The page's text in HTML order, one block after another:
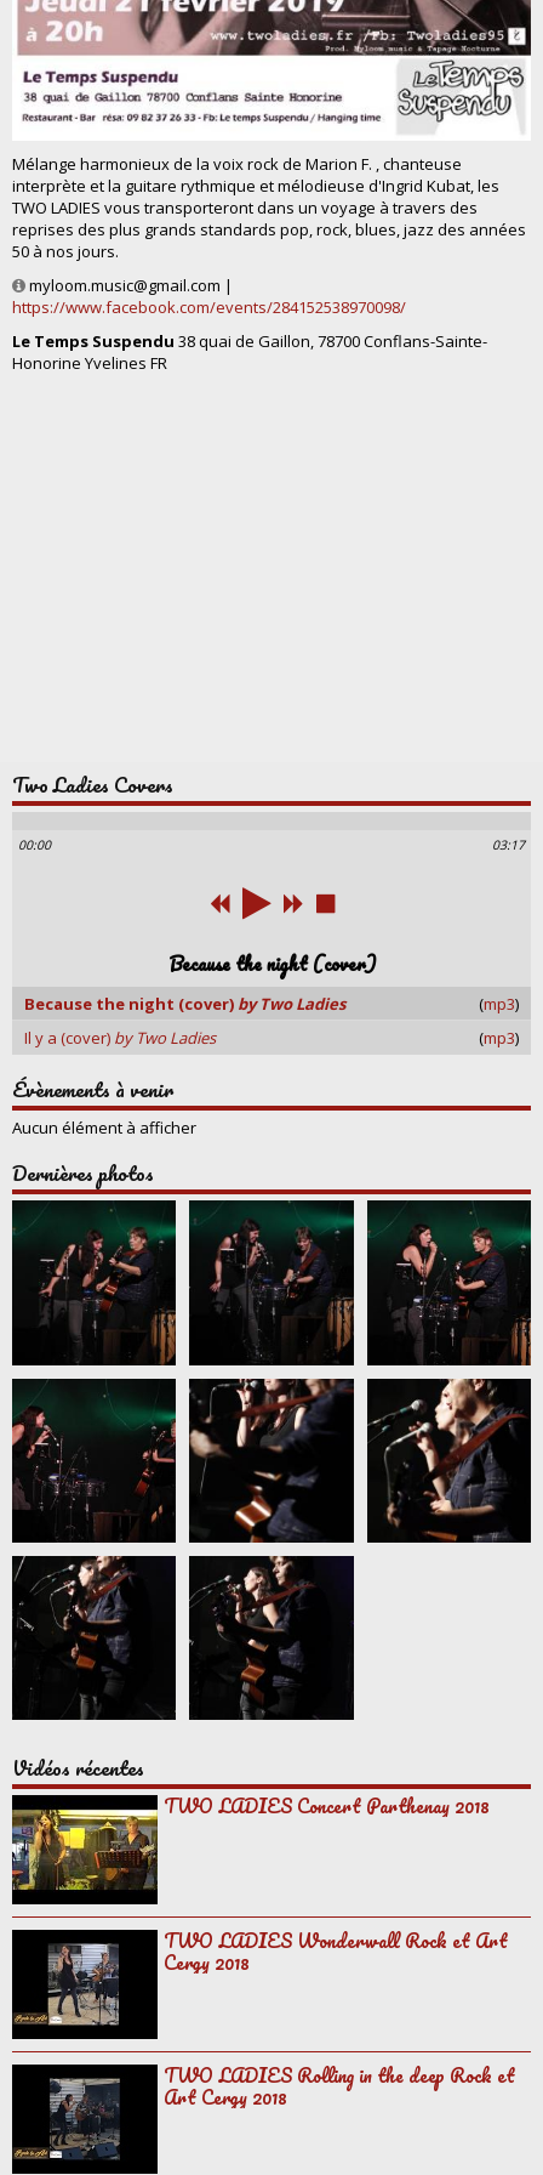
Mélange harmonieux de la voix rock de Marion F. , chanteuse
interprète et la guitare rythmique et mélodieuse d'Ingrid Kubat, les
TWO LADIES vous transporteront dans un voyage à travers des
reprises des plus grands standards pop, rock, blues, jazz des années
50 à nos jours.
myloom.music@gmail.com |
https://www.facebook.com/events/284152538970098/
Le Temps Suspendu 38 quai de Gaillon, 78700 Conflans-Sainte-
Honorine Yvelines FR
Two Ladies Covers
00:00 03:17
Because the night (cover)
(mp3)
Because the night (cover) by Two Ladies
(mp3)
Il y a (cover) by Two Ladies
Évènements à venir
Aucun élément à afficher
Dernières photos
Vidéos récentes
TWO LADIES Concert Parthenay 2018
TWO LADIES Wonderwall Rock et Art
Cergy 2018
TWO LADIES Rolling in the deep Rock et
Art Cergy 2018